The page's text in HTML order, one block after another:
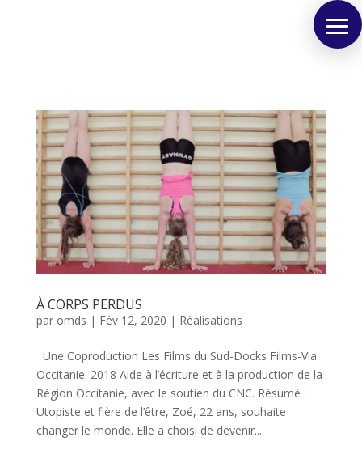
À CORPS PERDUS
par omds | Fév 12, 2020 | Réalisations
Une Coproduction Les Films du Sud-Docks Films-Via
Occitanie. 2018 Aide à l’écriture et à la production de la
Région Occitanie, avec le soutien du CNC. Résumé :
Utopiste et fière de l’être, Zoé, 22 ans, souhaite
changer le monde. Elle a choisi de devenir...